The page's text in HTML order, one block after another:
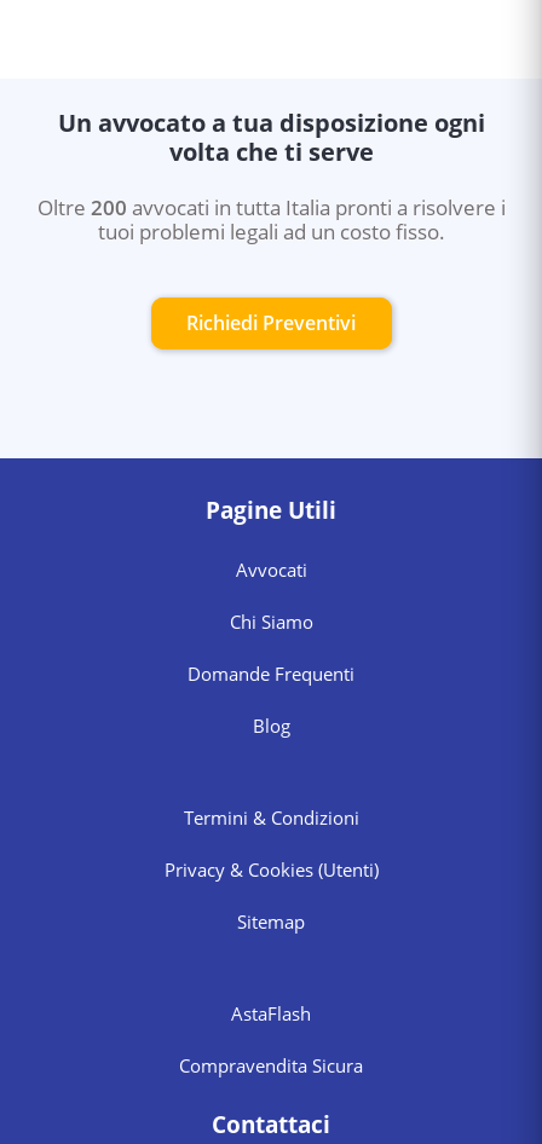
Un avvocato a tua disposizione ogni
volta che ti serve
Oltre 200 avvocati in tutta Italia pronti a risolvere i
tuoi problemi legali ad un costo fisso.
Richiedi Preventivi
Pagine Utili
Avvocati
Chi Siamo
Domande Frequenti
Blog
Termini & Condizioni
Privacy & Cookies (Utenti)
Sitemap
AstaFlash
Compravendita Sicura
Contattaci